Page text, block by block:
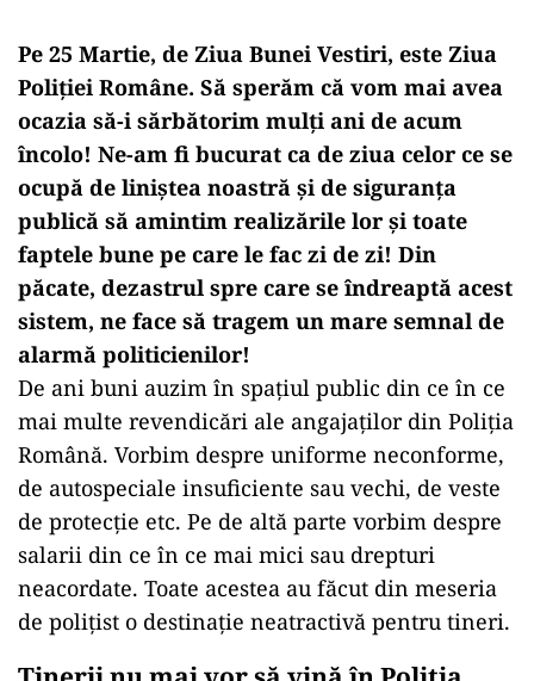
Pe 25 Martie, de Ziua Bunei Vestiri, este Ziua
Poliției Române. Să sperăm că vom mai avea
ocazia să-i sărbătorim mulți ani de acum
încolo! Ne-am fi bucurat ca de ziua celor ce se
ocupă de liniștea noastră și de siguranța
publică să amintim realizările lor și toate
faptele bune pe care le fac zi de zi! Din
păcate, dezastrul spre care se îndreaptă acest
sistem, ne face să tragem un mare semnal de
alarmă politicienilor!
De ani buni auzim în spațiul public din ce în ce
mai multe revendicări ale angajaților din Poliția
Română. Vorbim despre uniforme neconforme,
de autospeciale insuficiente sau vechi, de veste
de protecție etc. Pe de altă parte vorbim despre
salarii din ce în ce mai mici sau drepturi
neacordate. Toate acestea au făcut din meseria
de polițist o destinație neatractivă pentru tineri.